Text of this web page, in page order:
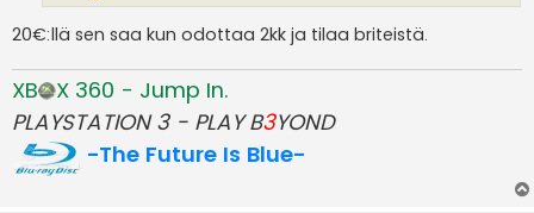
20€:llä sen saa kun odottaa 2kk ja tilaa briteistä.
XB
X 360 - Jump In.
PLAYSTATION 3 - PLAY B3YOND
-The Future Is Blue-